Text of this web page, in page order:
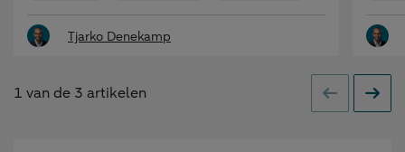
Tjarko Denekamp
1 van de 3 artikelen Vorige